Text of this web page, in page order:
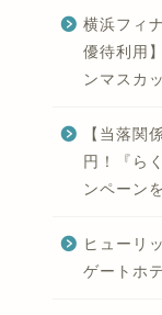
横浜フィ
優待利用
ンマスカ
【当落関
円！『ら
ンペーン
ヒューリ
ゲートホ